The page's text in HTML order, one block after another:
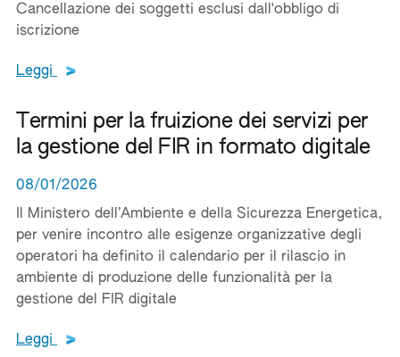
Cancellazione dei soggetti esclusi dall'obbligo di
iscrizione
Leggi Leggi tutto il testo del documento
Termini per la fruizione dei servizi per
la gestione del FIR in formato digitale
08/01/2026
Il Ministero dell’Ambiente e della Sicurezza Energetica,
per venire incontro alle esigenze organizzative degli
operatori ha definito il calendario per il rilascio in
ambiente di produzione delle funzionalità per la
gestione del FIR digitale
Leggi Leggi tutto il testo del documento